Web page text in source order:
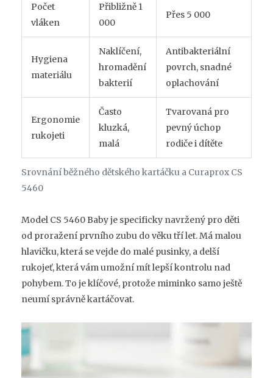
Srovnání běžného dětského kartáčku a Curaprox CS
5460
Počet
vláken
Přibližně 1
000
Přes 5 000
Hygiena
materiálu
Naklíčení,
hromadění
bakterií
Antibakteriální
povrch, snadné
oplachování
Ergonomie
rukojeti
Často
kluzká,
malá
Tvarovaná pro
pevný úchop
rodiče i dítěte
Model CS 5460 Babyje specificky navržený pro děti
od proražení prvního zubu do věku tří let. Má malou
hlavičku, která se vejde do malé pusinky, a delší
rukojeť, která vám umožní mít lepší kontrolu nad
pohybem. To je klíčové, protože miminko samo ještě
neumí správně kartáčovat.